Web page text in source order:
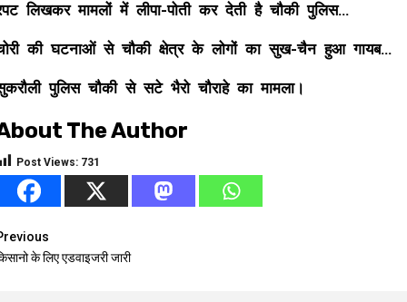
लिखकर मामलों में लीपा-पोती कर देती है चौकी पुलिस…
की घटनाओं से चौकी क्षेत्र के लोगों का सुख-चैन हुआ गायब…
पुलिस चौकी से सटे भैरो चौराहे का मामला।
The Author
Post Views: 731
के लिए एडवाइजरी जारी